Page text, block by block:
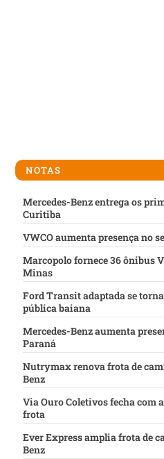
NOTAS
Mercedes-Benz entrega os
Curitiba
VWCO aumenta presença no
Marcopolo fornece 36 ônibus
Minas
Ford Transit adaptada se
pública baiana
Mercedes-Benz aumenta
Paraná
Nutrymax renova frota de
Benz
Via Ouro Coletivos fecha com
frota
Ever Express amplia frota de
Benz